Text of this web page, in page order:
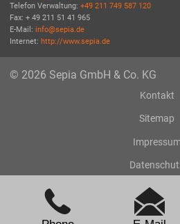
Telefon Verwaltung: +49 211 749 587 120
Fax: + 49 211 51 41 965
E-Mail: info@sepia.de
Internet: http://www.sepia.de
© 2026 Sepia GmbH & Co. KG
Kontakt
Sitemap